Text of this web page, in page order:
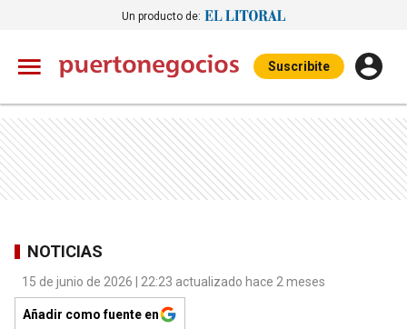
Un producto de:
Suscribite
NOTICIAS
15 de junio de 2026 | 22:23 actualizado hace 2 meses
Añadir como fuente en